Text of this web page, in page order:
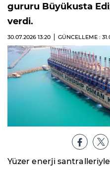
gururu Büyükusta
verdi.
30.07.2026 13:20 GÜNCELLEME :
Yüzer enerji